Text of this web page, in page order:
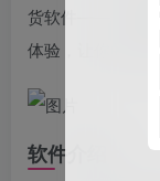
货软件——【
闲
体验，让你的销
软件介绍：